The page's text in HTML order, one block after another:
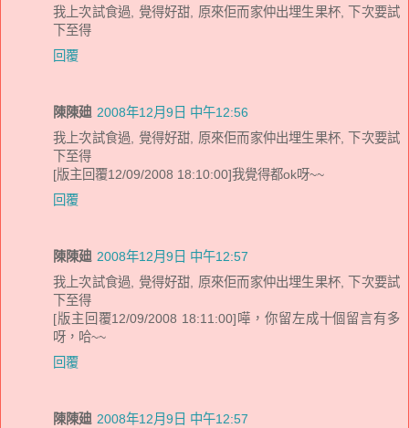
我上次試食過, 覺得好甜, 原來佢而家仲出埋生果杯, 下次要試
下至得
回覆
陳陳廸 2008年12月9日 中午12:56
我上次試食過, 覺得好甜, 原來佢而家仲出埋生果杯, 下次要試
下至得
[版主回覆12/09/2008 18:10:00]我覺得都ok呀~~
回覆
陳陳廸 2008年12月9日 中午12:57
我上次試食過, 覺得好甜, 原來佢而家仲出埋生果杯, 下次要試
下至得
[版主回覆12/09/2008 18:11:00]嘩，你留左成十個留言有多
呀，哈~~
回覆
陳陳廸 2008年12月9日 中午12:57